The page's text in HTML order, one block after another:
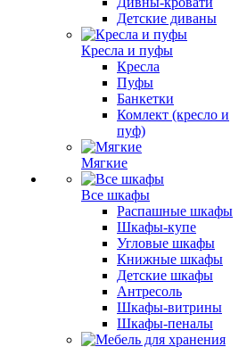
Детские диваны
Кресла и пуфы
Кресла
Пуфы
Банкетки
Комлект (кресло и
пуф)
Мягкие
Все шкафы
Распашные шкафы
Шкафы-купе
Угловые шкафы
Книжные шкафы
Детские шкафы
Антресоль
Шкафы-витрины
Шкафы-пеналы